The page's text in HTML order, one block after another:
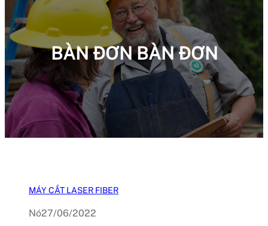
BÀN ĐƠN BÀN ĐƠN
MÁY CẮT LASER FIBER
Nó27/06/2022